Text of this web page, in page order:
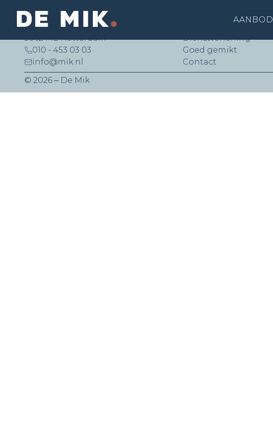
AANBOD
De Mik Real Estate Partners B.V.
Lichtenauerlaan 140 (Brainpark II)
3062 ME Rotterdam
010 - 453 03 03
info@mik.nl
Dienstverlening
Goed gemikt
Contact
© 2026 ‒ De Mik